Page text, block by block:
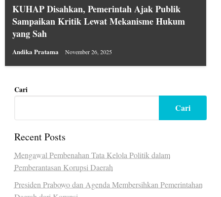
KUHAP Disahkan, Pemerintah Ajak Publik
Sampaikan Kritik Lewat Mekanisme Hukum
yang Sah
Andika Pratama November 26, 2025
Cari
Cari
Recent Posts
Mengawal Pembenahan Tata Kelola Politik dalam
Pemberantasan Korupsi Daerah
Presiden Prabowo dan Agenda Membersihkan Pemerintahan